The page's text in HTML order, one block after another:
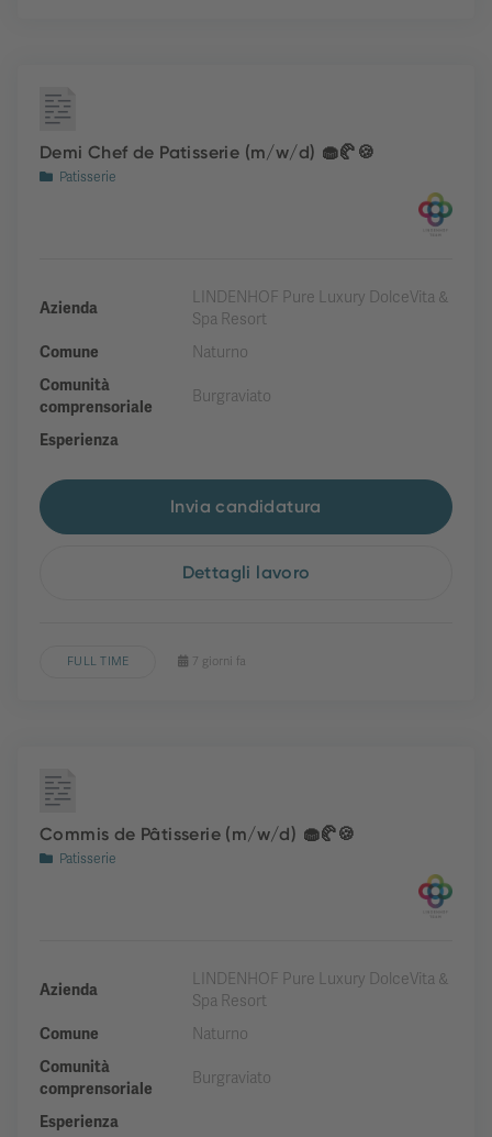
Demi Chef de Patisserie (m/w/d) 🧁🥐🍪
Patisserie
Azienda
LINDENHOF Pure Luxury DolceVita &
Spa Resort
Comune
Naturno
Comunità
comprensoriale
Burgraviato
Esperienza
Invia candidatura
Dettagli lavoro
FULL TIME 7 giorni fa
Commis de Pâtisserie (m/w/d) 🧁🥐🍪
Patisserie
Azienda
LINDENHOF Pure Luxury DolceVita &
Spa Resort
Comune
Naturno
Comunità
comprensoriale
Burgraviato
Esperienza